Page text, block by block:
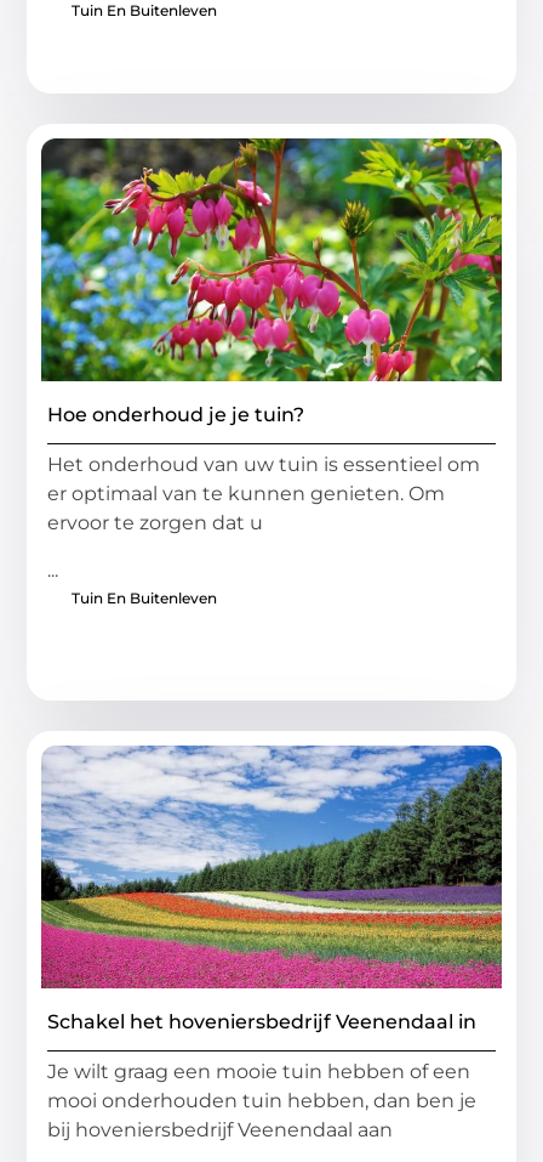
Tuin En Buitenleven
Hoe onderhoud je je tuin?
Het onderhoud van uw tuin is essentieel om
er optimaal van te kunnen genieten. Om
ervoor te zorgen dat u
...
Tuin En Buitenleven
Schakel het hoveniersbedrijf Veenendaal in
Je wilt graag een mooie tuin hebben of een
mooi onderhouden tuin hebben, dan ben je
bij hoveniersbedrijf Veenendaal aan